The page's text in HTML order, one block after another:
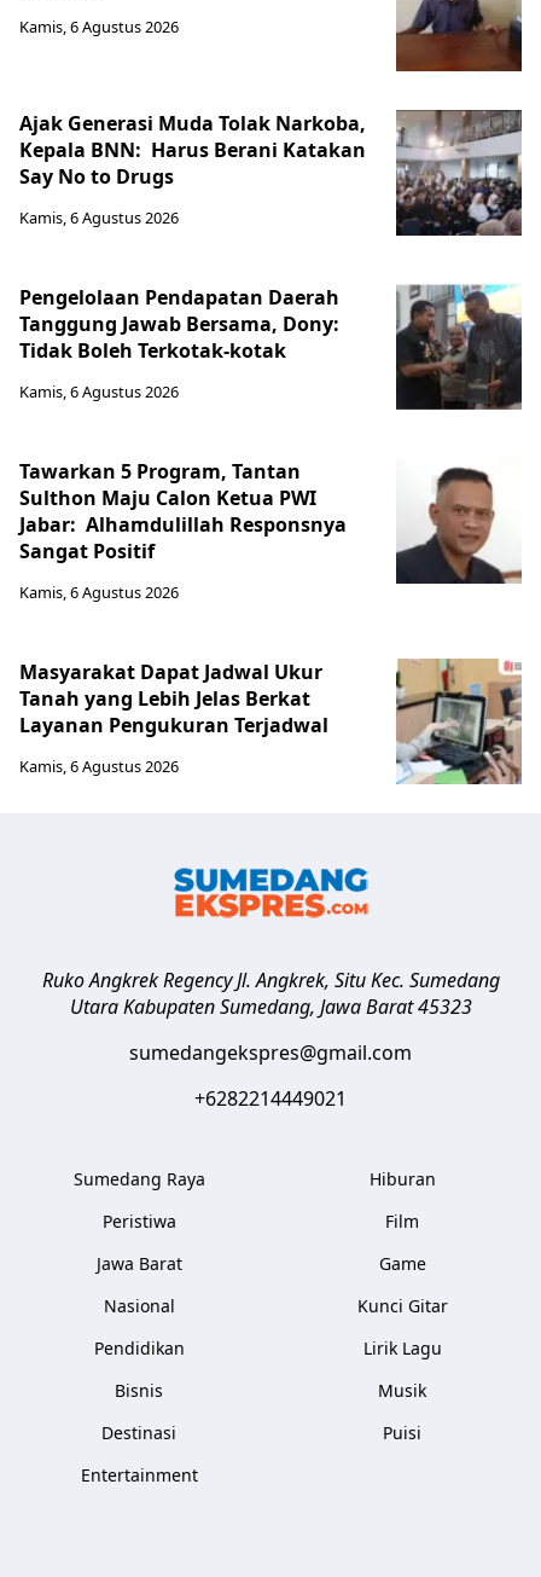
Kamis, 6 Agustus 2026
Ajak Generasi Muda Tolak Narkoba,
Kepala BNN: Harus Berani Katakan
Say No to Drugs
Kamis, 6 Agustus 2026
Pengelolaan Pendapatan Daerah
Tanggung Jawab Bersama, Dony:
Tidak Boleh Terkotak-kotak
Kamis, 6 Agustus 2026
Tawarkan 5 Program, Tantan
Sulthon Maju Calon Ketua PWI
Jabar: Alhamdulillah Responsnya
Sangat Positif
Kamis, 6 Agustus 2026
Masyarakat Dapat Jadwal Ukur
Tanah yang Lebih Jelas Berkat
Layanan Pengukuran Terjadwal
Kamis, 6 Agustus 2026
Ruko Angkrek Regency Jl. Angkrek, Situ Kec. Sumedang
Utara Kabupaten Sumedang, Jawa Barat 45323
sumedangekspres@gmail.com
+6282214449021
Sumedang Raya
Peristiwa
Jawa Barat
Nasional
Pendidikan
Bisnis
Destinasi
Entertainment
Hiburan
Film
Game
Kunci Gitar
Lirik Lagu
Musik
Puisi